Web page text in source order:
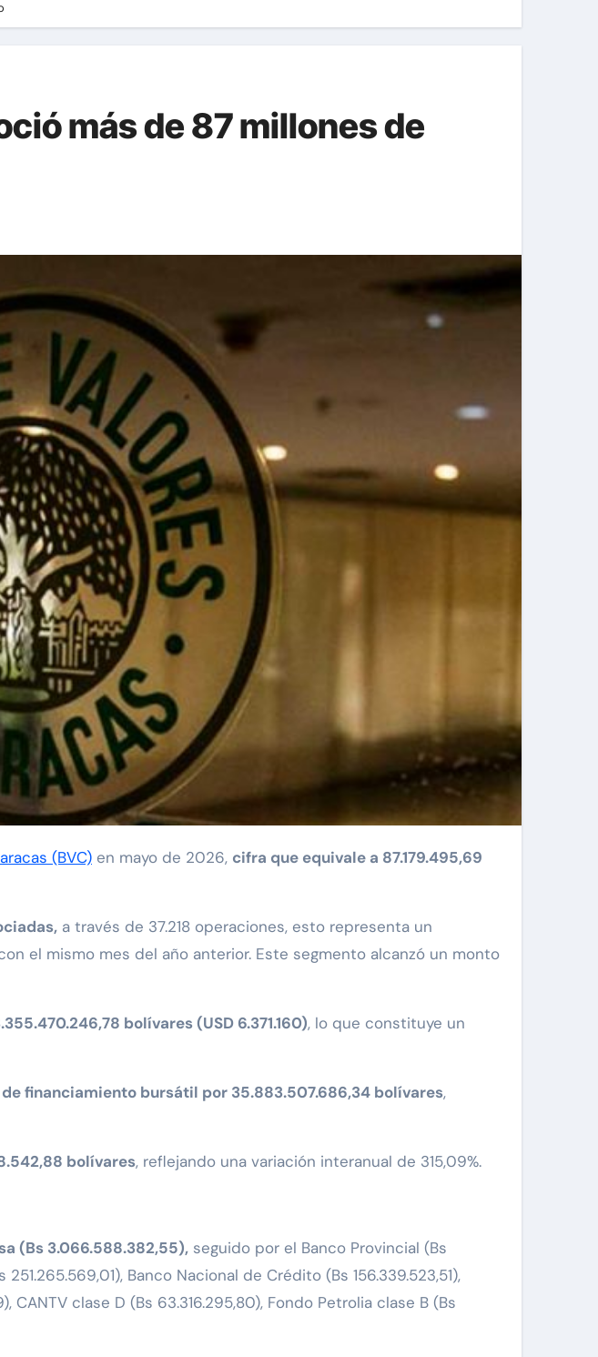
más de 87 millones de
(BVC) en mayo de 2026, cifra que equivale a 87.179.495,69
a través de 37.218 operaciones, esto representa un
el mismo mes del año anterior. Este segmento alcanzó un monto
bolívares (USD 6.371.160), lo que constituye un
financiamiento bursátil por 35.883.507.686,34 bolívares,
bolívares, reflejando una variación interanual de 315,09%.
(Bs 3.066.588.382,55), seguido por el Banco Provincial (Bs
Banco Nacional de Crédito (Bs 156.339.523,51),
CANTV clase D (Bs 63.316.295,80), Fondo Petrolia clase B (Bs